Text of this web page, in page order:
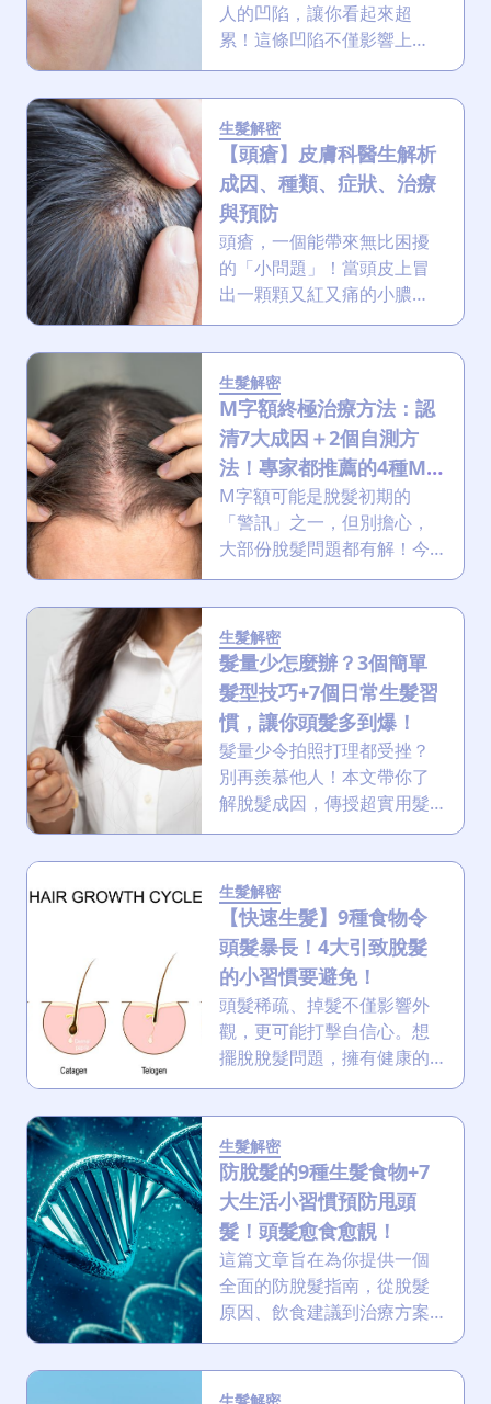
人的凹陷，讓你看起來超
累！這條凹陷不僅影響上
妝，更讓你直接老了好幾
歲。想擺脫「老態龍鍾」？
注射透明質酸去撐起淚溝行
嗎？行的，來一起了解淚溝
成因原因、類型以及各種有
效的淚溝改善方法，文末更
有醫美療程的試做優惠！
生髮解密
【頭瘡】皮膚科醫生解析
成因、種類、症狀、治療
與預防
頭瘡，一個能帶來無比困擾
的「小問題」！當頭皮上冒
出一顆顆又紅又痛的小膿
包，不僅大大影響外觀，更
可能令你不想社交！這篇文
章就是你的救星！將為您提
供一份全面的「頭瘡攻
略」，從定義、成因、種
類、症狀到治療與預防方
法，助您從根本上解決頭瘡
問題，重拾健康的頭皮！
生髮解密
M字額終極治療方法：認
清7大成因＋2個自測方
法！專家都推薦的4種M
字額治療方式，從此不為
脫髮煩惱！
M字額可能是脫髮初期的
「警訊」之一，但別擔心，
大部份脫髮問題都有解！今
天我們就來聊聊什麼是M字
額，到底M字額成因是什
麼？如何知道自己有自先天
性M字額？日常生活中有哪
些簡單又有效的生髮方法可
以改善脫髮情況？無論是清
潔保養、飲食調整，還是生
活習慣的小改變，只要掌握
對的方法，就有機會「重奪
濃密髮線」！記得看到最
後，還有特別的「小驚喜」
分享給大家，讓你用最簡單
的方式重新擁有健康髮量，
自信滿滿！準備好了嗎？一
起往下看吧！
生髮解密
髮量少怎麼辦？3個簡單
髮型技巧+7個日常生髮習
慣，讓你頭髮多到爆！
髮量少令拍照打理都受挫？
別再羨慕他人！本文帶你了
解脫髮成因，傳授超實用髮
型技巧、護理及治療方法，
助你擺脫稀疏惡夢。文末附
送獨家生髮療程限定優惠，
切勿錯過！ 正常掉髮數量是
多少？怎樣先算髮量少？教
你自我檢測 正常的掉髮其實
是頭髮健康的一部分。我們
的頭髮有自己的生長週期，
從生長期、退化期到休止
期，完成使命後便會自然脫
落。一般來說，一個健康的
人每天掉髮量在50到100根之
間都屬於正常範圍，這是毛
囊新陳代謝的自然現象，不
用過度緊張。然而，當掉髮
量明顯超過這個數字，或者
發現以下幾個徵兆時，就要
注意了：洗頭時掉的頭髮堵
塞排水孔且髮量比以前多了
一大把、早上醒來枕頭上留
生髮解密
【快速生髮】9種食物令
頭髮暴長！4大引致脫髮
的小習慣要避免！
頭髮稀疏、掉髮不僅影響外
觀，更可能打擊自信心。想
擺脫脫髮問題，擁有健康的
頭髮，快速生髮便是關鍵。
本文將深入探討各種快速生
髮的方法、日常習慣與飲
食，助你重拾豐盈秀髮，展
現健康自信。告別頭髮分線
日益明顯的煩惱！
生髮解密
防脫髮的9種生髮食物+7
大生活小習慣預防甩頭
髮！頭髮愈食愈靚！
這篇文章旨在為你提供一個
全面的防脫髮指南，從脫髮
原因、飲食建議到治療方案
和預防策略，助你了解和解
決脫髮問題，重拾豐盈秀
髮。無論你是想了解更多防